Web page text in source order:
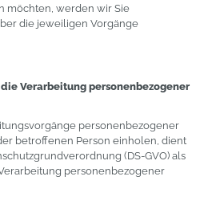
möchten, werden wir Sie
die jeweiligen Vorgänge
Verarbeitung personenbezogener
personenbezogener
betroffenen Person einholen, dient
(DS-GVO) als
personenbezogener